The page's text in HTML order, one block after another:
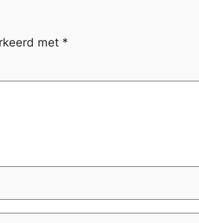
met *